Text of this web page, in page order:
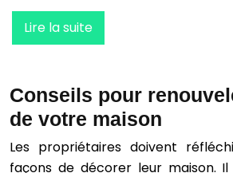
Lire la suite
Conseils pour
de votre maison
Les propriétaires doivent
façons de décorer leur maison.